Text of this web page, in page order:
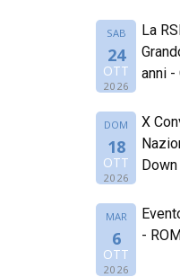
SAB
24
OTT
2026
La
anni -
DOM
18
OTT
2026
X
MAR
6
OTT
2026
-